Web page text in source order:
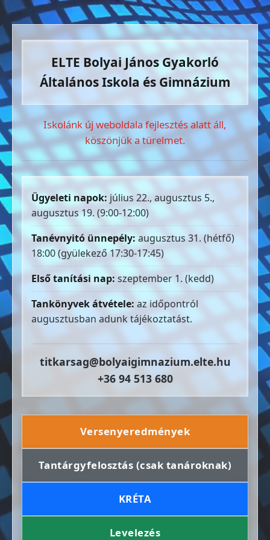
ELTE Bolyai János Gyakorló
Általános Iskola és Gimnázium
Iskolánk új weboldala fejlesztés alatt áll,
köszönjük a türelmet.
Ügyeleti napok: július 22., augusztus 5.,
augusztus 19. (9:00-12:00)
Tanévnyitó ünnepély: augusztus 31. (hétfő)
18:00 (gyülekező 17:30-17:45)
Első tanítási nap: szeptember 1. (kedd)
Tankönyvek átvétele: az időpontról
augusztusban adunk tájékoztatást.
titkarsag@bolyaigimnazium.elte.hu
+36 94 513 680
Versenyeredmények
Tantárgyfelosztás (csak tanároknak)
KRÉTA
Levelezés